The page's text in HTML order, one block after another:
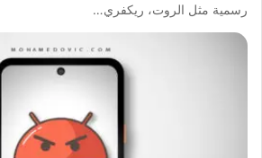
رسمية مثل الروت، ريكفري…